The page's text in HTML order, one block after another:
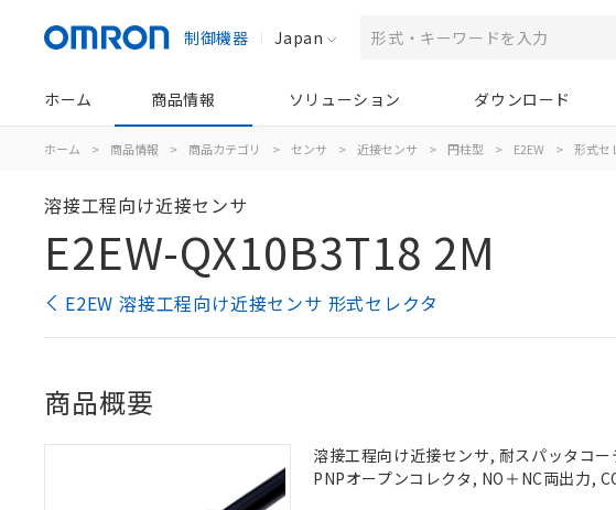
制御機器 Japan
ホーム 商品情報 ソリューション ダウンロード
ホーム > 商品情報 > 商品カテゴリ > センサ > 近接センサ > 円柱型 > E2EW > 形式セ
溶接工程向け近接センサ
E2EW-QX10B3T18 2M
E2EW 溶接工程向け近接センサ 形式セレクタ
商品概要
溶接工程向け近接センサ, 耐スパッタコ
PNPオープンコレクタ, NO＋NC両出力,